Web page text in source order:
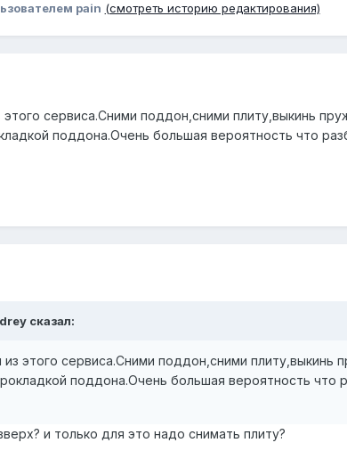
pain (смотреть историю редактирования)
сервиса.Сними поддон,сними плиту,выкинь
поддона.Очень большая вероятность что
сказал:
этого сервиса.Сними поддон,сними плиту,выкинь
поддона.Очень большая вероятность что
и только для это надо снимать плиту?